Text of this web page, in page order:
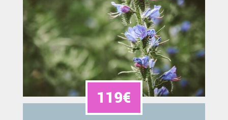
119€